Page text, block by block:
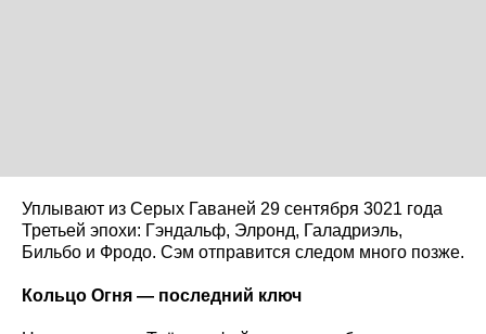
Уплывают из Серых Гаваней 29 сентября 3021 года
Третьей эпохи: Гэндальф, Элронд, Галадриэль,
Бильбо и Фродо. Сэм отправится следом много позже.
Кольцо Огня — последний ключ